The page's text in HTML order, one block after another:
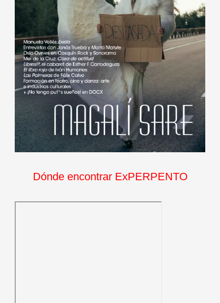
Dónde encontrar ExPERPENTO